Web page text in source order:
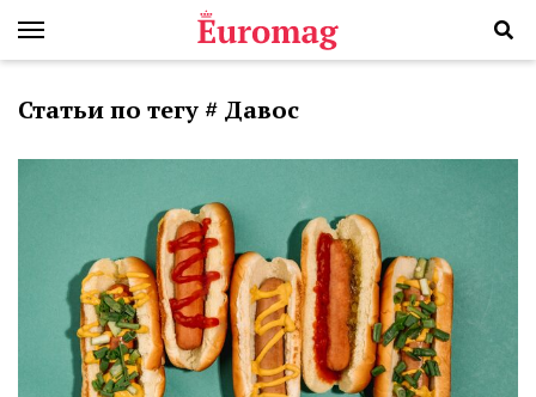
Статьи по тегу # Давос